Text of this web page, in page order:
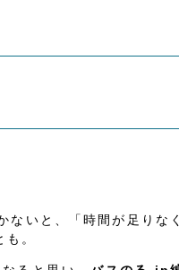
ないと、「時間が足りな
。